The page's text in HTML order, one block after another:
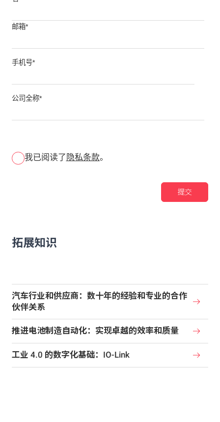
邮箱*
手机号*
公司全称*
我已阅读了 隐私条款。
拓展知识
汽车行业和供应商：数十年的经验和专业的合作
伙伴关系
推进电池制造自动化：实现卓越的效率和质量
工业 4.0 的数字化基础：IO-Link